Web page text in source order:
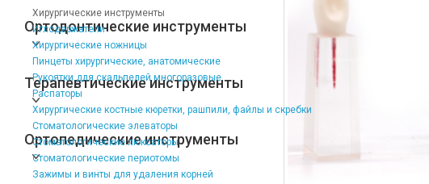
Хирургические инструменты
Иглодержатели
Хирургические ножницы
Пинцеты хирургические, анатомические
Рукоятки для скальпелей многоразовые
Распаторы
Хирургические костные кюретки, рашпили, файлы и скребки
Стоматологические элеваторы
Стоматологические люксаторы
Стоматологические периотомы
Зажимы и винты для удаления корней
Ортодонтические инструменты
Терапевтические инструменты
Ортопедические инструменты